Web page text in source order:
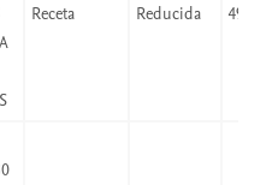
Receta Reducida 49,97